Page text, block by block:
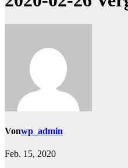
Vonwp_admin
Feb. 15, 2020